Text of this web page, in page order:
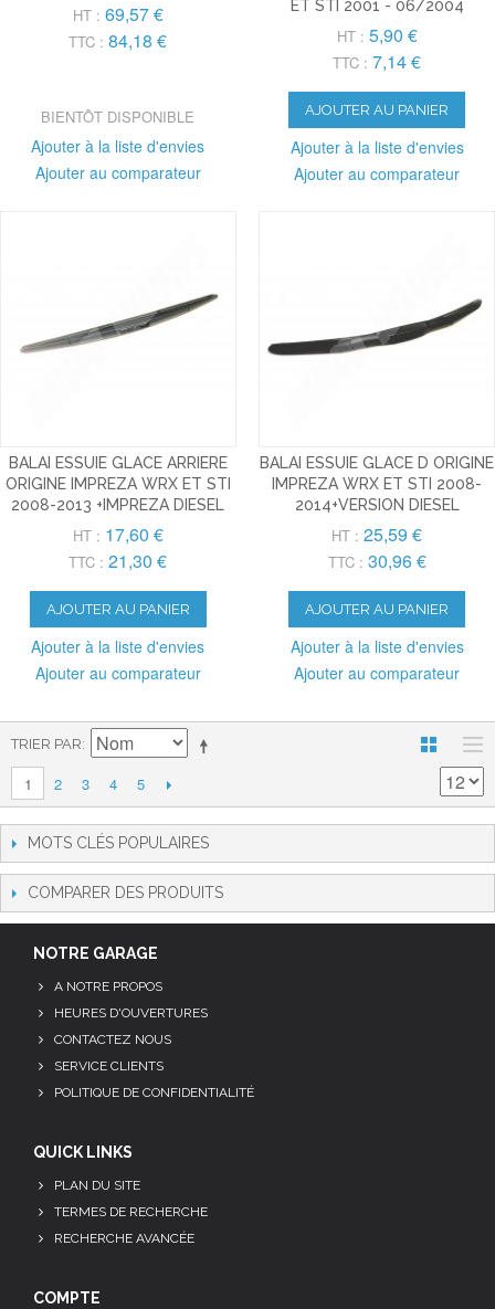
HT : 69,57 €
TTC : 84,18 €
BIENTÔT DISPONIBLE
Ajouter à la liste d'envies
Ajouter au comparateur
ET STI 2001 - 06/2004
HT : 5,90 €
TTC : 7,14 €
AJOUTER AU PANIER
Ajouter à la liste d'envies
Ajouter au comparateur
BALAI ESSUIE GLACE ARRIERE
ORIGINE IMPREZA WRX ET STI
2008-2013 +IMPREZA DIESEL
HT : 17,60 €
TTC : 21,30 €
AJOUTER AU PANIER
Ajouter à la liste d'envies
Ajouter au comparateur
BALAI ESSUIE GLACE D ORIGINE
IMPREZA WRX ET STI 2008-
2014+VERSION DIESEL
HT : 25,59 €
TTC : 30,96 €
AJOUTER AU PANIER
Ajouter à la liste d'envies
Ajouter au comparateur
TRIER PAR
1 2 3 4 5
MOTS CLÉS POPULAIRES
COMPARER DES PRODUITS
NOTRE GARAGE
A NOTRE PROPOS
HEURES D'OUVERTURES
CONTACTEZ NOUS
SERVICE CLIENTS
POLITIQUE DE CONFIDENTIALITÉ
QUICK LINKS
PLAN DU SITE
TERMES DE RECHERCHE
RECHERCHE AVANCÉE
COMPTE